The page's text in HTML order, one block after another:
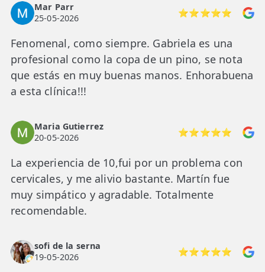
Mar Parr
25-05-2026
⭐⭐⭐⭐⭐
Fenomenal, como siempre. Gabriela es una
profesional como la copa de un pino, se nota
que estás en muy buenas manos. Enhorabuena
a esta clínica!!!
Maria Gutierrez
20-05-2026
⭐⭐⭐⭐⭐
La experiencia de 10,fui por un problema con
cervicales, y me alivio bastante. Martín fue
muy simpático y agradable. Totalmente
recomendable.
sofi de la serna
19-05-2026
⭐⭐⭐⭐⭐